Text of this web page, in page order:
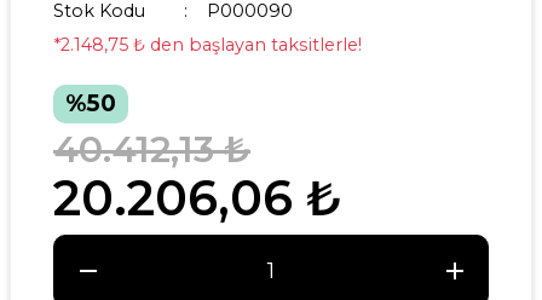
Stok Kodu
P000090
*2.148,75 ₺ den başlayan taksitlerle!
%50
20.206,06 ₺
40.412,13 ₺